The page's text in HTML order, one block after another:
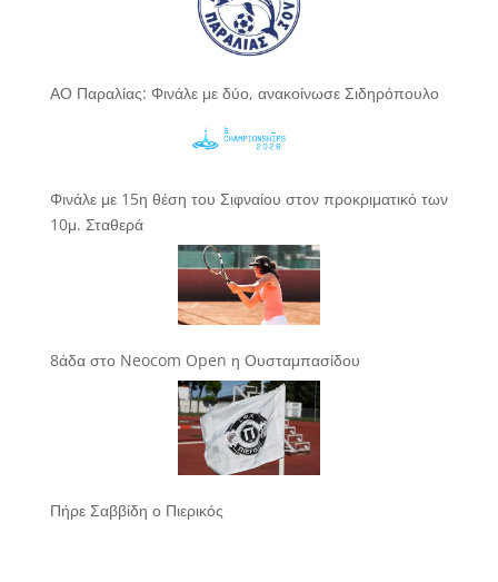
ΑΟ Παραλίας: Φινάλε με δύο, ανακοίνωσε Σιδηρόπουλο
Φινάλε με 15η θέση του Σιφναίου στον προκριματικό των
10μ. Σταθερά
8άδα στο Neocom Open η Ουσταμπασίδου
Πήρε Σαββίδη ο Πιερικός